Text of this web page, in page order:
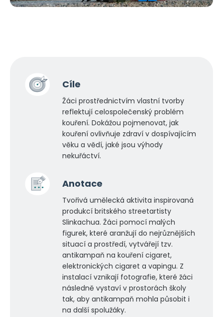
Cíle
Žáci prostřednictvím vlastní tvorby
reflektují celospolečenský problém
kouření. Dokážou pojmenovat, jak
kouření ovlivňuje zdraví v dospívajícím
věku a vědí, jaké jsou výhody
nekuřáctví.
Anotace
Tvořivá umělecká aktivita inspirovaná
produkcí britského streetartisty
Slinkachua. Žáci pomocí malých
figurek, které aranžují do nejrůznějších
situací a prostředí, vytvářejí tzv.
antikampaň na kouření cigaret,
elektronických cigaret a vapingu. Z
instalací vznikají fotografie, které žáci
následně vystaví v prostorách školy
tak, aby antikampaň mohla působit i
na další spolužáky.